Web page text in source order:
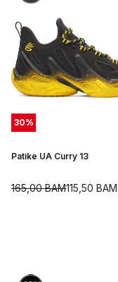
30%
Patike UA Curry 13
115,50 BAM
165,00BAM